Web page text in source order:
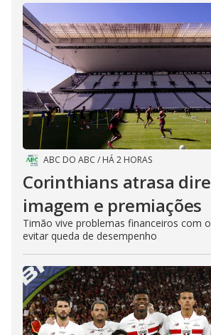
ABC DO ABC / HÁ 2 HORAS
Corinthians atrasa
imagem e premiações
Timão vive problemas financeiros com
evitar queda de desempenho